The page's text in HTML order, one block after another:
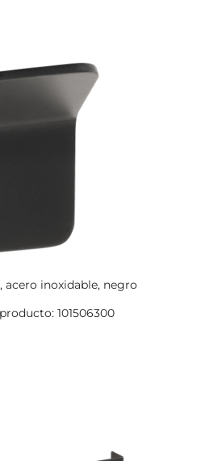
acero inoxidable, negro
101506300